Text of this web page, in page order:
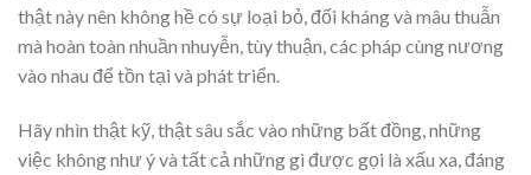
thật này nên không hề có sự loại bỏ, đối kháng và mâu thuẫn
mà hoàn toàn nhuần nhuyễn, tùy thuận, các pháp cùng nương
vào nhau để tồn tại và phát triển.
Hãy nhìn thật kỹ, thật sâu sắc vào những bất đồng, những
việc không như ý và tất cả những gì được gọi là xấu xa, đáng